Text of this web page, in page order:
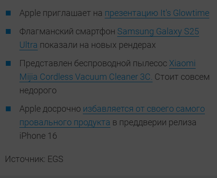
Apple приглашает на презентацию It's Glowtime
Флагманский смартфон Samsung Galaxy S25
Ultra показали на новых рендерах
Представлен беспроводной пылесос Xiaomi
Mijia Cordless Vacuum Cleaner 3C. Стоит совсем
недорого
Apple досрочно избавляется от своего самого
провального продукта в преддверии релиза
iPhone 16
Источник: EGS